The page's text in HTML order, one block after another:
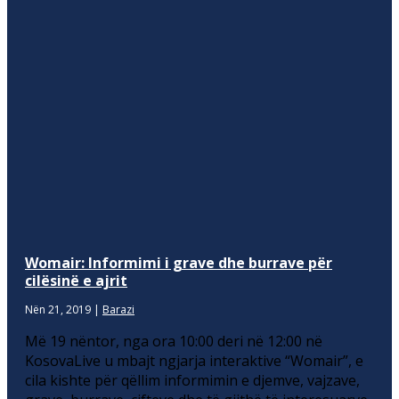
Womair: Informimi i grave dhe burrave për
cilësinë e ajrit
Nën 21, 2019 | Barazi
Më 19 nëntor, nga ora 10:00 deri në 12:00 në
KosovaLive u mbajt ngjarja interaktive “Womair”, e
cila kishte për qëllim informimin e djemve, vajzave,